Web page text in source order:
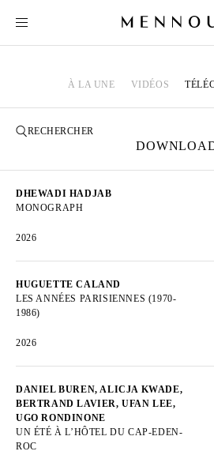
À LA UNE VIDÉOS
DHEWADI HADJAB
MONOGRAPH
2026
HUGUETTE CALAND
LES ANNÉES PARISIENNES (1970-
1986)
2026
DANIEL BUREN, ALICJA KWADE,
BERTRAND LAVIER, UFAN LEE,
UGO RONDINONE
UN ÉTÉ À L’HÔTEL DU CAP-EDEN-
ROC